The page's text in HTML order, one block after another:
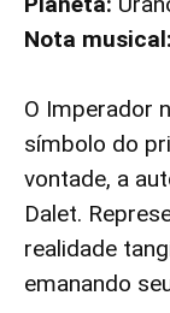
Nota musical:
O Imperador
símbolo do
vontade, a
Dalet.
realidade
emanando